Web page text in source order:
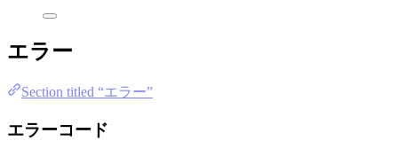
エラー
Section titled “エラー”
エラーコード